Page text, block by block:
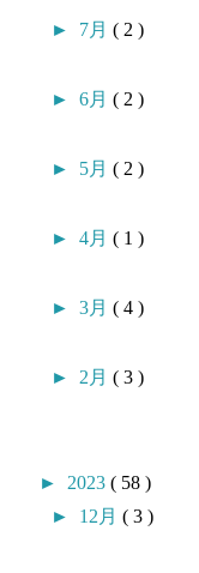
► 7月( 2 )
►6月( 2 )
► 5月( 2 )
►4月( 1 )
►3月( 4 )
► 2月( 3 )
► 2023( 58 )
► 12月( 3 )